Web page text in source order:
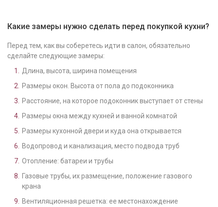
Какие замеры нужно сделать перед покупкой кухни?
Перед тем, как вы соберетесь идти в салон, обязательно
сделайте следующие замеры:
Длина, высота, ширина помещения
Размеры окон. Высота от пола до подоконника
Расстояние, на которое подоконник выступает от стены
Размеры окна между кухней и ванной комнатой
Размеры кухонной двери и куда она открывается
Водопровод и канализация, место подвода труб
Отопление: батареи и трубы
Газовые трубы, их размещение, положение газового
крана
Вентиляционная решетка: ее местонахождение